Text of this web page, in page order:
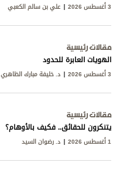
3 أغسطس 2026 علي بن سالم الكعبي
مقالات رئيسية
الهويات العابرة للحدود
3 أغسطس 2026 د. خليفة مبارك الظاهري
مقالات رئيسية
يتنكرون للحقائق.. فكيف بالأوهام؟
1 أغسطس 2026 د. رضوان السيد